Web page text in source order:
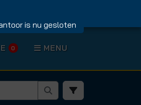
is nu gesloten
0 MENU